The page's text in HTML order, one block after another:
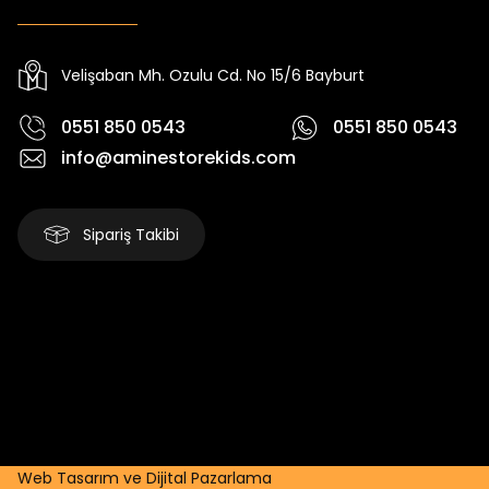
Yeni
Velişaban Mh. Ozulu Cd. No 15/6 Bayburt
0551 850 0543
0551 850 0543
info@aminestorekids.com
Sipariş Takibi
Web Tasarım ve Dijital Pazarlama